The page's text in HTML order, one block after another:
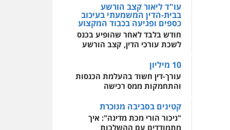
גל דהן – משרד עורך דין
פלילי
פלילי פשיעה חמורה
0544723840
גיל פרידמן – משרד עו"ד
וחקירות מחיקת רישום פלילי
0503366733
אסירים עבירות מין
שירותים מקצועיים לעורכי
דין
0544500346
עו"ד ליאור קצב הורשע
בבית-הדין המשמעתי בעיכוב
כספים ופגיעה בכבוד המקצוע
חודש בלבד לאחר שהופיע בכנס
לשכת עורכי הדין, קצב הורשע
10 מיליון
עורך-דין חשוד בהעלמת הכנסות
והתחמקות ממס רכישה
קטינים בסביבה מנוכרת
"ניכור הורי מכת מדינה": איך
מתמודדים עם ההשלכות